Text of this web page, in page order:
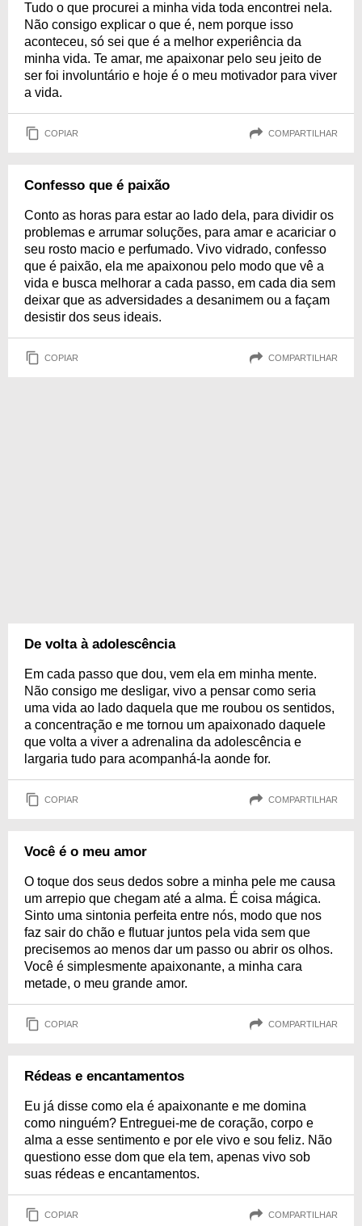
Tudo o que procurei a minha vida toda encontrei nela.
Não consigo explicar o que é, nem porque isso
aconteceu, só sei que é a melhor experiência da
minha vida. Te amar, me apaixonar pelo seu jeito de
ser foi involuntário e hoje é o meu motivador para viver
a vida.
COPIAR COMPARTILHAR
Confesso que é paixão
Conto as horas para estar ao lado dela, para dividir os
problemas e arrumar soluções, para amar e acariciar o
seu rosto macio e perfumado. Vivo vidrado, confesso
que é paixão, ela me apaixonou pelo modo que vê a
vida e busca melhorar a cada passo, em cada dia sem
deixar que as adversidades a desanimem ou a façam
desistir dos seus ideais.
COPIAR COMPARTILHAR
De volta à adolescência
Em cada passo que dou, vem ela em minha mente.
Não consigo me desligar, vivo a pensar como seria
uma vida ao lado daquela que me roubou os sentidos,
a concentração e me tornou um apaixonado daquele
que volta a viver a adrenalina da adolescência e
largaria tudo para acompanhá-la aonde for.
COPIAR COMPARTILHAR
Você é o meu amor
O toque dos seus dedos sobre a minha pele me causa
um arrepio que chegam até a alma. É coisa mágica.
Sinto uma sintonia perfeita entre nós, modo que nos
faz sair do chão e flutuar juntos pela vida sem que
precisemos ao menos dar um passo ou abrir os olhos.
Você é simplesmente apaixonante, a minha cara
metade, o meu grande amor.
COPIAR COMPARTILHAR
Rédeas e encantamentos
Eu já disse como ela é apaixonante e me domina
como ninguém? Entreguei-me de coração, corpo e
alma a esse sentimento e por ele vivo e sou feliz. Não
questiono esse dom que ela tem, apenas vivo sob
suas rédeas e encantamentos.
COPIAR COMPARTILHAR